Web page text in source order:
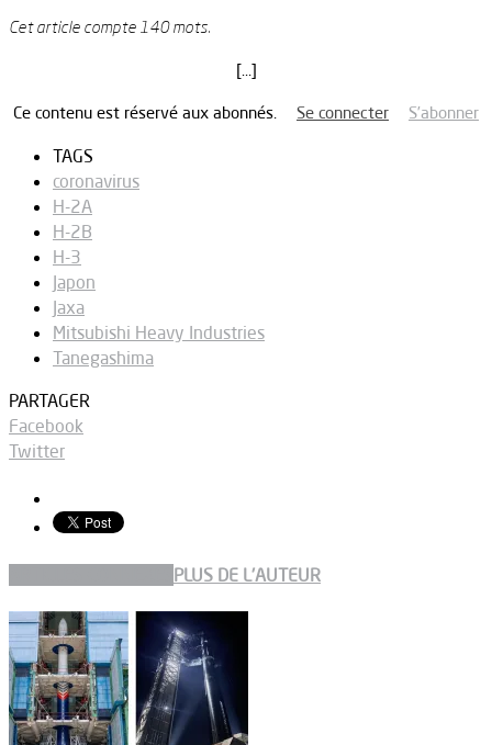
Cet article compte 140 mots.
[…]
Ce contenu est réservé aux abonnés. Se connecter S’abonner
TAGS
coronavirus
H-2A
H-2B
H-3
Japon
Jaxa
Mitsubishi Heavy Industries
Tanegashima
PARTAGER
Facebook
Twitter
PLUS DE L'AUTEUR